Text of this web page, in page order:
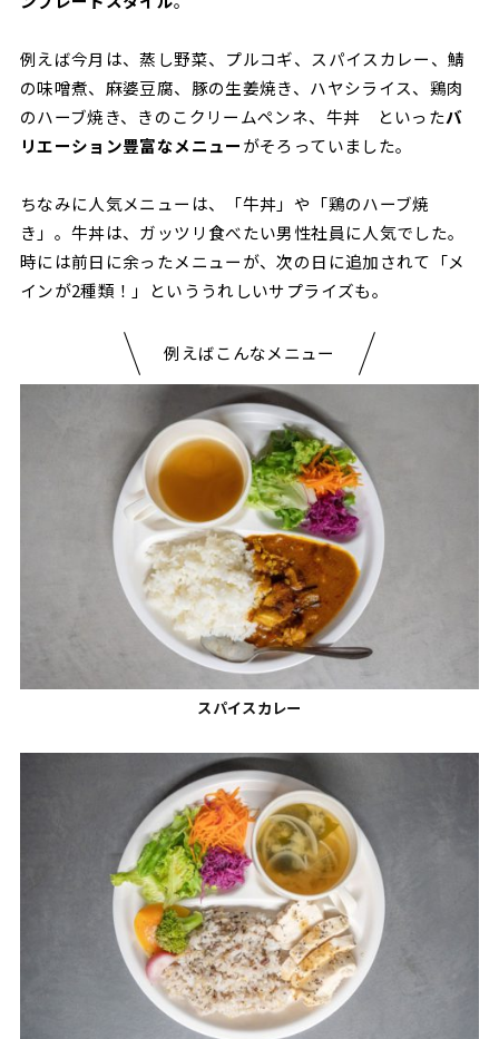
例えば今月は、蒸し野菜、プルコギ、スパイスカレー、鯖
の味噌煮、麻婆豆腐、豚の生姜焼き、ハヤシライス、鶏肉
のハーブ焼き、きのこクリームペンネ、牛丼 といったバ
リエーション豊富なメニューがそろっていました。
ちなみに人気メニューは、「牛丼」や「鶏のハーブ焼
き」。牛丼は、ガッツリ食べたい男性社員に人気でした。
時には前日に余ったメニューが、次の日に追加されて「メ
インが2種類！」といううれしいサプライズも。
例えばこんなメニュー
スパイスカレー